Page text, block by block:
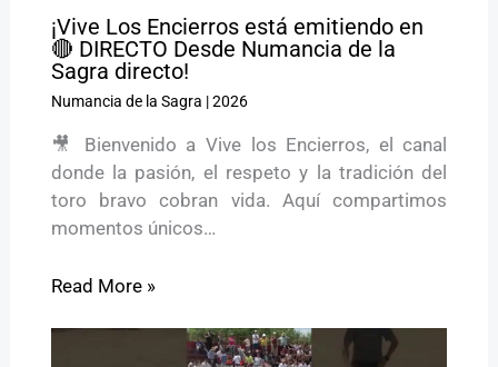
¡Vive Los Encierros está emitiendo en
🔴 DIRECTO Desde Numancia de la
Sagra directo!
Numancia de la Sagra |2026
🎥 Bienvenido a Vive los Encierros, el canal
donde la pasión, el respeto y la tradición del
toro bravo cobran vida. Aquí compartimos
momentos únicos…
Read More »